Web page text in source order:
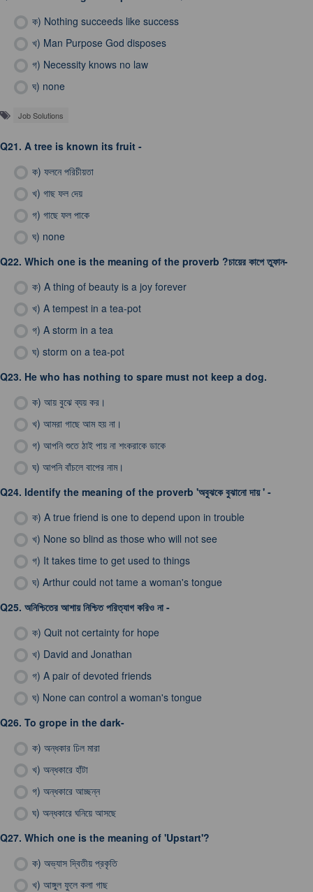
ক) Nothing succeeds like success
খ) Man Purpose God disposes
গ) Necessity knows no law
ঘ) none
Job Solutions
Q21. A tree is known its fruit -
ক) ফলনে পরিচীয়তা
খ) গাছ ফল দেয়
গ) গাছে ফল পাকে
ঘ) none
Q22. Which one is the meaning of the proverb ?চায়ের কাপে তুফান-
ক) A thing of beauty is a joy forever
খ) A tempest in a tea-pot
গ) A storm in a tea
ঘ) storm on a tea-pot
Q23. He who has nothing to spare must not keep a dog.
ক) আয় বুঝে ব্যয় কর।
খ) আমরা গাছে আম হয় না।
গ) আপনি শুতে ঠাই পায় না শংকরাকে ডাকে
ঘ) আপনি বাঁচলে বাপের নাম।
Q24. Identify the meaning of the proverb 'অবুঝকে বুঝানো দায় ' -
ক) A true friend is one to depend upon in trouble
খ) None so blind as those who will not see
গ) It takes time to get used to things
ঘ) Arthur could not tame a woman's tongue
Q25. অনিশ্চিতের আশায় নিশ্চিত পরিত্যাগ করিও না -
ক) Quit not certainty for hope
খ) David and Jonathan
গ) A pair of devoted friends
ঘ) None can control a woman's tongue
Q26. To grope in the dark-
ক) অন্ধকার ঢিল মারা
খ) অন্ধকারে হাঁটা
গ) অন্ধকারে আচ্ছন্ন
ঘ) অন্ধকারে ঘনিয়ে আসছে
Q27. Which one is the meaning of 'Upstart'?
ক) অভ্যাস দ্বিতীয় প্রকৃতি
খ) আঙ্গুল ফুলে কলা গাছ